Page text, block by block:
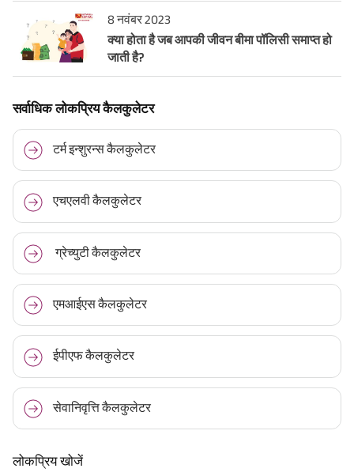
8 नवंबर 2023
क्या होता है जब आपकी जीवन बीमा पॉलिसी समाप्त हो
जाती है?
सर्वाधिक लोकप्रिय कैलकुलेटर
टर्म इन्शुरन्स कैलकुलेटर
एचएलवी कैलकुलेटर
ग्रेच्युटी कैलकुलेटर
एमआईएस कैलकुलेटर
ईपीएफ कैलकुलेटर
सेवानिवृत्ति कैलकुलेटर
लोकप्रिय खोजें